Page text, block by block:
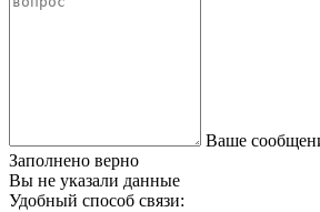
Ваше
Заполнено верно
Вы не указали данные
Удобный способ связи: